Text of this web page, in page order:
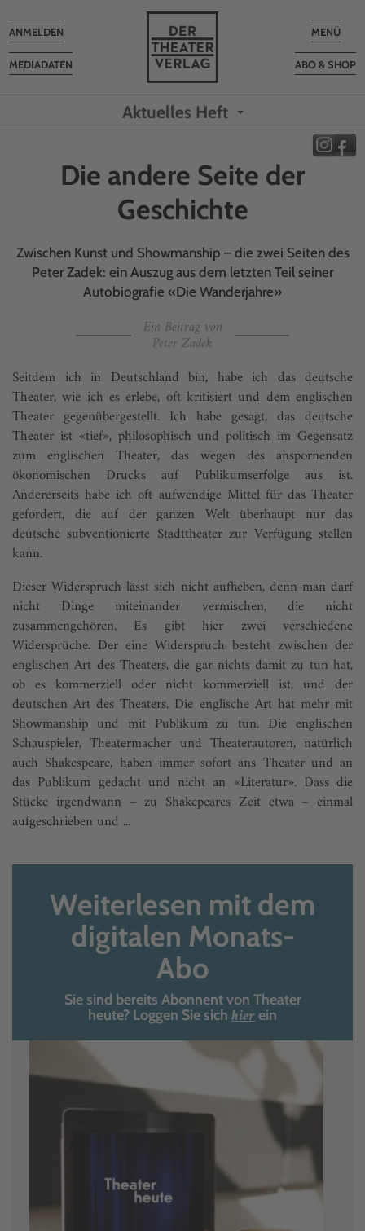
Toggle
MENÜ
ABO & SHOP
MEDIADATEN
Toggle
navigation
ANMELDEN
Aktuelles Heft
Die andere Seite der
Geschichte
Zwischen Kunst und Showmanship – die zwei Seiten des
Peter Zadek: ein Auszug aus dem letzten Teil seiner
Autobiografie «Die Wanderjahre»
Ein Beitrag von
Peter Zadek
Seitdem ich in Deutschland bin, habe ich das deutsche
Theater, wie ich es erlebe, oft kritisiert und dem englischen
Theater gegenübergestellt. Ich habe gesagt, das deutsche
Theater ist «tief», philosophisch und politisch im Gegensatz
zum englischen Theater, das wegen des anspornenden
ökonomischen Drucks auf Publikumserfolge aus ist.
Andererseits habe ich oft aufwendige Mittel für das Theater
gefordert, die auf der ganzen Welt überhaupt nur das
deutsche subventionierte Stadttheater zur Verfügung stellen
kann.
Dieser Widerspruch lässt sich nicht aufheben, denn man darf
nicht Dinge miteinander vermischen, die nicht
zusammengehören. Es gibt hier zwei verschiedene
Widersprüche. Der eine Widerspruch besteht zwischen der
englischen Art des Theaters, die gar nichts damit zu tun hat,
ob es kommerziell oder nicht kommerziell ist, und der
deutschen Art des Theaters. Die englische Art hat mehr mit
Showmanship und mit Publikum zu tun. Die englischen
Schauspieler, Theatermacher und Theaterautoren, natürlich
auch Shakespeare, haben immer sofort ans Theater und an
das Publikum gedacht und nicht an «Literatur». Dass die
Stücke irgendwann – zu Shakepeares Zeit etwa – einmal
aufgeschrieben und ...
Weiterlesen mit dem
digitalen Monats-
Abo
Sie sind bereits Abonnent von Theater
heute? Loggen Sie sich hierein